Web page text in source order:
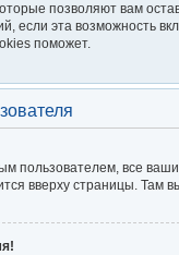
позволяют вам
если эта возможность
поможет.
пользователем, все
вверху страницы. Там